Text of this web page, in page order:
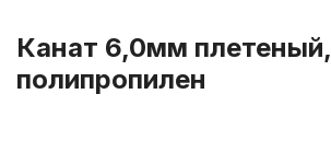
Канат 6,0мм плетеный,
полипропилен